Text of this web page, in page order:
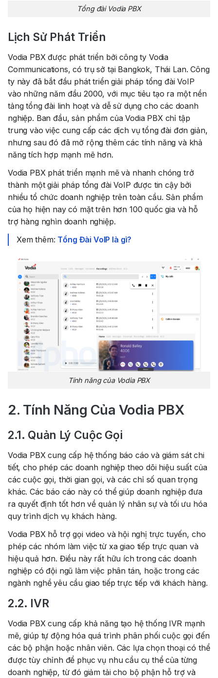
Tổng đài Vodia PBX
Lịch Sử Phát Triển
Vodia PBXđược phát triển bởi công ty Vodia
Communications, có trụ sở tại Bangkok, Thái Lan. Công
ty này đã bắt đầu phát triển giải pháp tổng đài VoIP
vào những năm đầu 2000, với mục tiêu tạo ra một nền
tảng tổng đài linh hoạt và dễ sử dụng cho các doanh
nghiệp. Ban đầu, sản phẩm của Vodia PBX chỉ tập
trung vào việc cung cấp các dịch vụ tổng đài đơn giản,
nhưng sau đó đã mở rộng thêm các tính năng và khả
năng tích hợp mạnh mẽ hơn.
Vodia PBX phát triển mạnh mẽ và nhanh chóng trở
thành một giải pháp tổng đài VoIP được tin cậy bởi
nhiều tổ chức doanh nghiệp trên toàn cầu. Sản phẩm
của họ hiện nay có mặt trên hơn 100 quốc gia và hỗ
trợ hàng nghìn doanh nghiệp.
Xem thêm: Tổng Đài VoIP là gì?
Tính năng của Vodia PBX
2. Tính Năng Của Vodia PBX
2.1. Quản Lý Cuộc Gọi
Vodia PBX cung cấp hệ thống báo cáo và giám sát chi
tiết, cho phép các doanh nghiệp theo dõi hiệu suất của
các cuộc gọi, thời gian gọi, và các chỉ số quan trọng
khác. Các báo cáo này có thể giúp doanh nghiệp đưa
ra quyết định tốt hơn về quản lý nhân sự và tối ưu hóa
quy trình dịch vụ khách hàng.
Vodia PBX hỗ trợgọi video và hội nghị trực tuyến, cho
phép các nhóm làm việc từ xa giao tiếp trực quan và
hiệu quả hơn. Điều này rất hữu ích trong các doanh
nghiệp có đội ngũ làm việc phân tán, hoặc trong các
ngành nghề yêu cầu giao tiếp trực tiếp với khách hàng.
2.2. IVR
Vodia PBX cung cấp khả năng tạo hệ thống IVR mạnh
mẽ, giúp tự động hóa quá trình phân phối cuộc gọi đến
các bộ phận hoặc nhân viên. Các lựa chọn thoại có thể
được tùy chỉnh để phục vụ nhu cầu cụ thể của từng
doanh nghiệp, từ đó giảm tải cho bộ phận hỗ trợ và